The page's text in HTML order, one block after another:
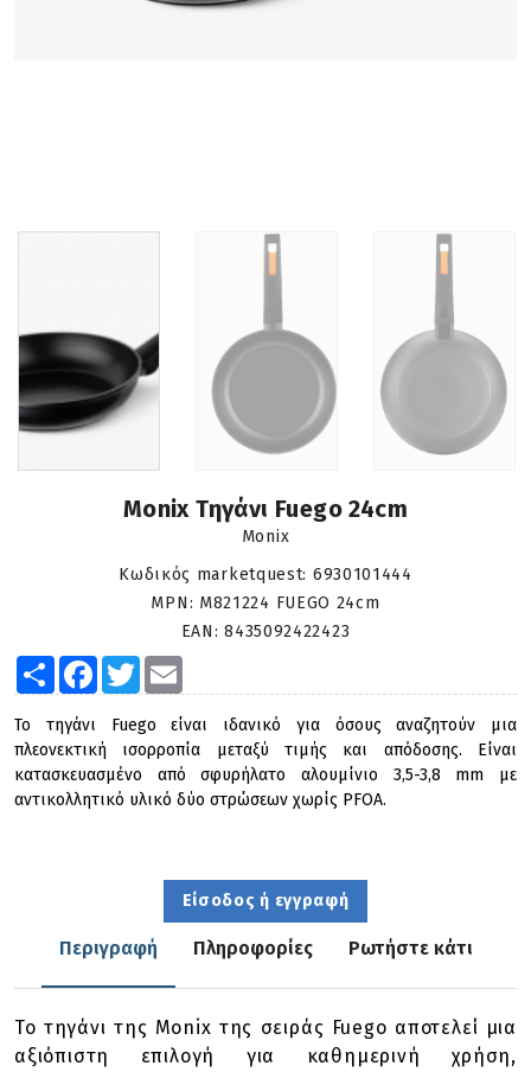
Monix Τηγάνι Fuego 24cm
Monix
Κωδικός marketquest: 6930101444
MPN: M821224 FUEGO 24cm
EAN:8435092422423
Share Facebook
Twitter
Το τηγάνι Fuego είναι ιδανικό για όσους αναζητούν μια
πλεονεκτική ισορροπία μεταξύ τιμής και απόδοσης. Είναι
κατασκευασμένο από σφυρήλατο αλουμίνιο 3,5-3,8 mm με
αντικολλητικό υλικό δύο στρώσεων χωρίς PFOA.
Είσοδος ή εγγραφή
Περιγραφή Πληροφορίες Ρωτήστε κάτι
Το τηγάνι της Monix της σειράς Fuego αποτελεί μια
αξιόπιστη επιλογή για καθημερινή χρήση,